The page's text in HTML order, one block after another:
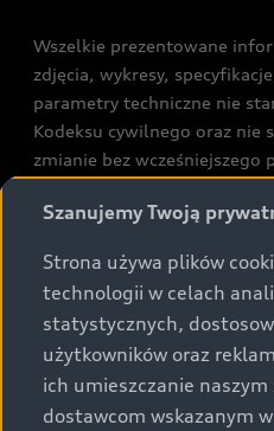
Wszelkie prezentowane
zdjęcia, wykresy,
parametry techniczne nie
Kodeksu cywilnego oraz nie
zmianie bez wcześniejszego
rozumieniu art. 5561§2
Podane kwoty są
VAT (23%), chyba że inaczej
Audi zastrzega sobie
prezentowanych wersjach.
Szanujemy Twoją
Strona używa plików
technologii w celach
statystycznych,
użytkowników oraz
ich umieszczanie
dostawcom wskazanym